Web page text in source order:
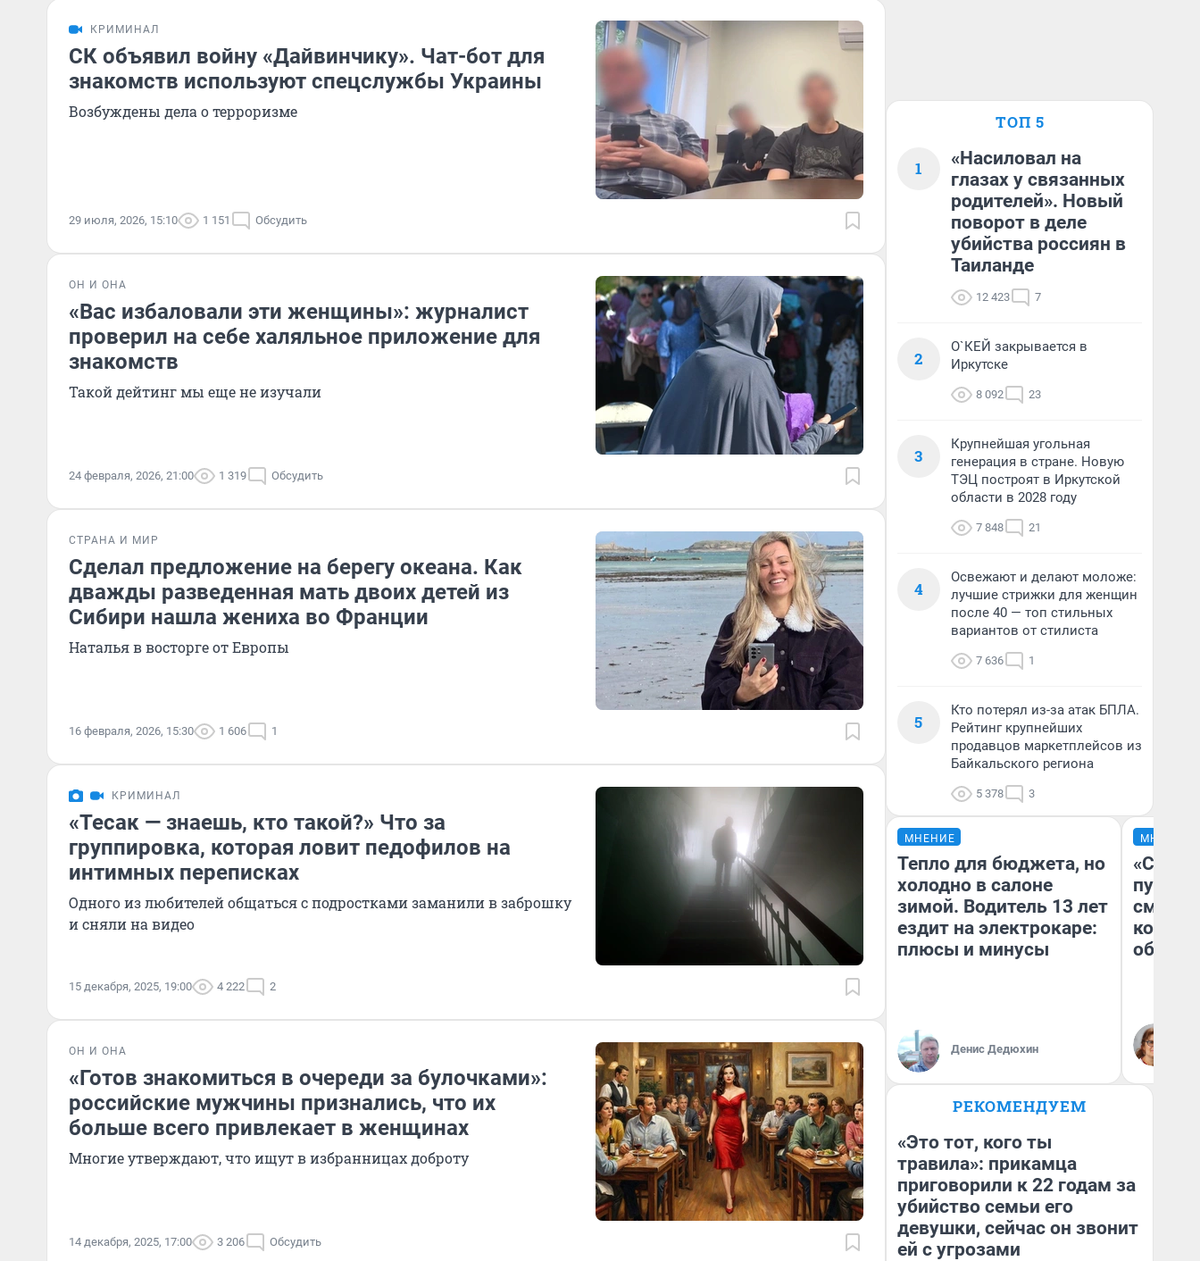
КРИМИНАЛ
СК объявил войну «Дайвинчику». Чат-бот для
знакомств используют спецслужбы Украины
Возбуждены дела о терроризме
29 июля, 2026, 15:10 1 151 Обсудить
ОН И ОНА
«Вас избаловали эти женщины»: журналист
проверил на себе халяльное приложение для
знакомств
Такой дейтинг мы еще не изучали
24 февраля, 2026, 21:00 1 319 Обсудить
СТРАНА И МИР
Сделал предложение на берегу океана. Как
дважды разведенная мать двоих детей из
Сибири нашла жениха во Франции
Наталья в восторге от Европы
16 февраля, 2026, 15:30 1 606 1
КРИМИНАЛ
«Тесак — знаешь, кто такой?» Что за
группировка, которая ловит педофилов на
интимных переписках
Одного из любителей общаться с подростками заманили в заброшку
и сняли на видео
15 декабря, 2025, 19:00 4 222 2
ОН И ОНА
«Готов знакомиться в очереди за булочками»:
российские мужчины признались, что их
больше всего привлекает в женщинах
Многие утверждают, что ищут в избранницах доброту
14 декабря, 2025, 17:00 3 206 Обсудить
ТОП 5
1
«Насиловал на
глазах у связанных
родителей». Новый
поворот в деле
убийства россиян в
Таиланде
12 423 7
2
О`КЕЙ закрывается в
Иркутске
8 092 23
3
Крупнейшая угольная
генерация в стране. Новую
ТЭЦ построят в Иркутской
области в 2028 году
7 848 21
4
Освежают и делают моложе:
лучшие стрижки для женщин
после 40 — топ стильных
вариантов от стилиста
7 636 1
5
Кто потерял из-за атак БПЛА.
Рейтинг крупнейших
продавцов маркетплейсов из
Байкальского региона
5 378 3
МНЕНИЕ
Тепло для бюджета, но
холодно в салоне
зимой. Водитель 13 лет
ездит на электрокаре:
плюсы и минусы
Денис Дедюхин
МНЕНИЕ
РЕКОМЕНДУЕМ
«Это тот, кого ты
травила»: прикамца
приговорили к 22 годам за
убийство семьи его
девушки, сейчас он звонит
ей с угрозами